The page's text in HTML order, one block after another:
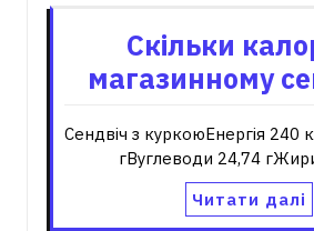
Скільки
магазинному
Сендвіч з куркоюЕнергія 240
гВуглеводи 24,74
Читати далі